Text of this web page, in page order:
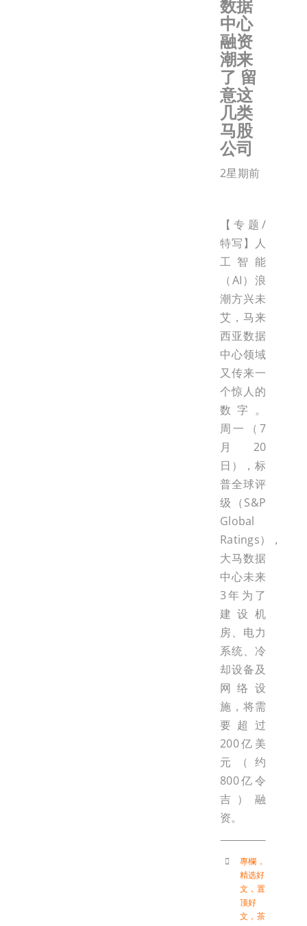
数据
中心
融资
潮来
了 留
意这
几类
马股
公司
2星期前
【专题/
特写】人
工智能
（AI）浪
潮方兴未
艾，马来
西亚数据
中心领域
又传来一
个惊人的
数字。
周一（7
月20
日），标
普全球评
级（S&P
Global
Ratings），
大马数据
中心未来
3年为了
建设机
房、电力
系统、冷
却设备及
网络设
施，将需
要超过
200亿美
元（约
800亿令
吉）融
资。
專欄 ，
精选好
文 ， 置
顶好
文 ， 茶